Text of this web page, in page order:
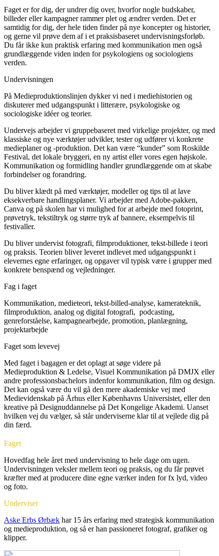
Faget er for dig, der undrer dig over, hvorfor nogle budskaber,
billeder eller kampagner rammer plet og ændrer verden. Det er
samtidig for dig, der hele tiden finder på nye koncepter og historier,
og gerne vil prøve dem af i et praksisbaseret undervisningsforløb.
Du får ikke kun praktisk erfaring med kommunikation men også
grundlæggende viden inden for psykologiens og sociologiens
verden.
Undervisningen
På Medieproduktionslinjen dykker vi ned i mediehistorien og
diskuterer med udgangspunkt i litterære, psykologiske og
sociologiske idéer og teorier.
Undervejs arbejder vi gruppebaseret med virkelige projekter, og med
klassiske og nye værktøjer udvikler, tester og udfører vi konkrete
medieplaner og -produktion. Det kan være “kunder” som Roskilde
Festival, det lokale bryggeri, en ny artist eller vores egen højskole.
Kommunikation og formidling handler grundlæggende om at skabe
forbindelser og forandring.
Du bliver klædt på med værktøjer, modeller og tips til at lave
eksekverbare handlingsplaner. Vi arbejder med Adobe-pakken,
Canva og på skolen har vi mulighed for at arbejde med fotoprint,
prøvetryk, tekstiltryk og større tryk af bannere, eksempelvis til
festivaller.
Du bliver undervist fotografi, filmproduktioner, tekst-billede i teori
og praksis. Teorien bliver leveret indlevet med udgangspunkt i
elevernes egne erfaringer, og opgaver vil typisk være i grupper med
konkrete benspænd og vejledninger.
Fag i faget
Kommunikation, medieteori, tekst-billed-analyse, kamerateknik,
filmproduktion, analog og digital fotografi, podcasting,
genreforståelse, kampagnearbejde, promotion, planlægning,
projektarbejde
Faget som levevej
Med faget i bagagen er det oplagt at søge videre på
Medieproduktion & Ledelse, Visuel Kommunikation på DMJX eller
andre professionsbachelors indenfor kommunikation, film og design.
Det kan også være du vil gå den mere akademiske vej med
Medievidenskab på Århus eller Københavns Universistet, eller den
kreative på Designuddannelse på Det Kongelige Akademi. Uanset
hvilken vej du vælger, så står underviserne klar til at vejlede dig på
din færd.
Faget
Hovedfag hele året med undervisning to hele dage om ugen.
Undervisningen veksler mellem teori og praksis, og du får prøvet
kræfter med at producere dine egne værker inden for fx lyd, video
og foto.
Underviser
Aske Erbs Ørbæk har 15 års erfaring med strategisk kommunikation
og medieproduktion, og så er han passioneret fotograf, grafiker og
klipper.